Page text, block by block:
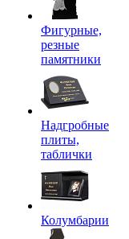
Фигурные,
резные
памятники
Надгробные
плиты,
таблички
Колумбарии